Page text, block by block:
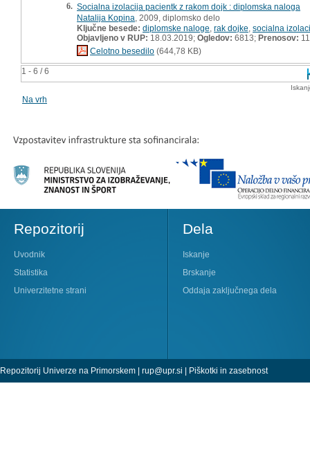
1 - 6 / 6
6. Socialna izolacija pacientk z rakom dojk : diplomska naloga
Natalija Kopina , 2009, diplomsko delo
Ključne besede: diplomske naloge rak dojke socialna
Objavljeno v RUP: 18.03.2019; Ogledov: 6813; Prenosov:
Celotno besedilo (644,78 KB)
Na vrh
Repozitorij
Uvodnik
Statistika
Univerzitetne strani
Dela
Iskanje
Brskanje
Oddaja zaključnega dela
Repozitorij Univerze na Primorskem | rup@upr.si | Piškotki in zasebnost